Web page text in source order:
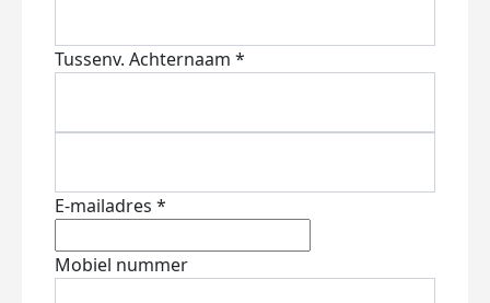
Tussenv. Achternaam *
E-mailadres *
Mobiel nummer